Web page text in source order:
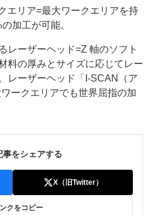
エリア=最大ワークエリアを持
加工が可能。
レーザーヘッド=Z 軸のソフト
料の厚みとサイズに応じてレー
レーザーヘッド「I-SCAN（ア
ークエリアでも世界屈指の加
事をシェアする
X（旧Twitter）
クをコピー